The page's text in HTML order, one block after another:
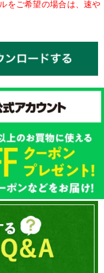
をご希望の場合は、速や